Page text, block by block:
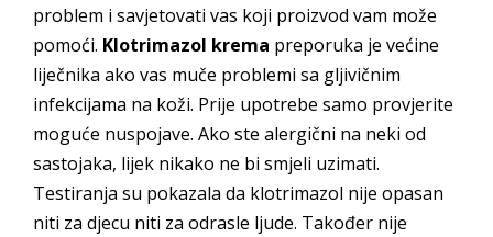
problem i savjetovati vas koji proizvod vam može
pomoći. Klotrimazol krema preporuka je većine
liječnika ako vas muče problemi sa gljivičnim
infekcijama na koži. Prije upotrebe samo provjerite
moguće nuspojave. Ako ste alergični na neki od
sastojaka, lijek nikako ne bi smjeli uzimati.
Testiranja su pokazala da klotrimazol nije opasan
niti za djecu niti za odrasle ljude. Također nije